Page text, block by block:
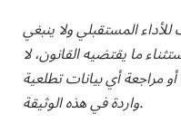
المستقبلي ولا ينبغي
ما يقتضيه القانون، لا
مراجعة أي بيانات تطلعية
واردة في هذه الوثيقة.